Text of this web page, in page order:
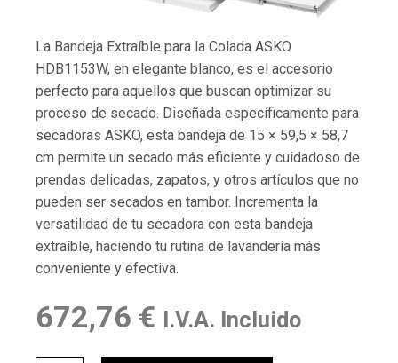
La Bandeja Extraíble para la Colada ASKO
HDB1153W, en elegante blanco, es el accesorio
perfecto para aquellos que buscan optimizar su
proceso de secado. Diseñada específicamente para
secadoras ASKO, esta bandeja de 15 × 59,5 × 58,7
cm permite un secado más eficiente y cuidadoso de
prendas delicadas, zapatos, y otros artículos que no
pueden ser secados en tambor. Incrementa la
versatilidad de tu secadora con esta bandeja
extraíble, haciendo tu rutina de lavandería más
conveniente y efectiva.
672,76 € I.V.A. Incluido